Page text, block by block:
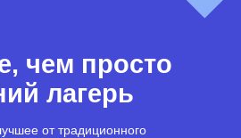
чем просто
лагерь
от традиционного